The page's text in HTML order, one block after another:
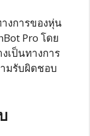
งการของหุ่น
Pro โดย
เป็นทางการ
มรับผิดชอบ